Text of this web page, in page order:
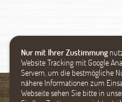
Nur mit Ihrer Zustimmung
Website Tracking mit Google
Servern, um die bestmögliche
nähere Informationen zum
Webseite sehen Sie bitte in